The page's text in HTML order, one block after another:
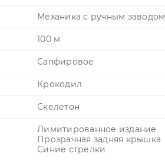
Механика с ручным заводом
100 м
Сапфировое
Крокодил
Скелетон
Лимитированное издание
Прозрачная задняя крышка
Синие стрелки